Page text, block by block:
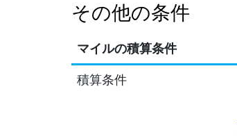
その他の条件
マイルの積算条件
積算条件